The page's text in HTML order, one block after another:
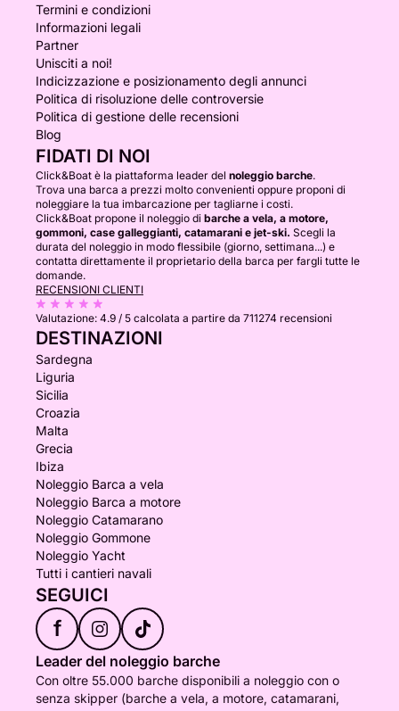
Termini e condizioni
Informazioni legali
Partner
Unisciti a noi!
Indicizzazione e posizionamento degli annunci
Politica di risoluzione delle controversie
Politica di gestione delle recensioni
Blog
FIDATI DI NOI
Click&Boat è la piattaforma leader del noleggio barche.
Trova una barca a prezzi molto convenienti oppure proponi di
noleggiare la tua imbarcazione per tagliarne i costi.
Click&Boat propone il noleggio di barche a vela, a motore,
gommoni, case galleggianti, catamarani e jet-ski. Scegli la
durata del noleggio in modo flessibile (giorno, settimana...) e
contatta direttamente il proprietario della barca per fargli tutte le
domande.
RECENSIONI CLIENTI
Valutazione: 4.9 / 5 calcolata a partire da 711274 recensioni
DESTINAZIONI
Sardegna
Liguria
Sicilia
Croazia
Malta
Grecia
Ibiza
Noleggio Barca a vela
Noleggio Barca a motore
Noleggio Catamarano
Noleggio Gommone
Noleggio Yacht
Tutti i cantieri navali
SEGUICI
f
Leader del noleggio barche
Con oltre 55.000 barche disponibili a noleggio con o
senza skipper (barche a vela, a motore, catamarani,